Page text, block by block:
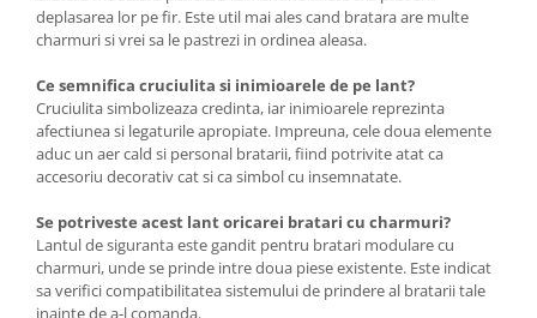
deplasarea lor pe fir. Este util mai ales cand bratara are multe
charmuri si vrei sa le pastrezi in ordinea aleasa.
Ce semnifica cruciulita si inimioarele de pe lant?
Cruciulita simbolizeaza credinta, iar inimioarele reprezinta
afectiunea si legaturile apropiate. Impreuna, cele doua elemente
aduc un aer cald si personal bratarii, fiind potrivite atat ca
accesoriu decorativ cat si ca simbol cu insemnatate.
Se potriveste acest lant oricarei bratari cu charmuri?
Lantul de siguranta este gandit pentru bratari modulare cu
charmuri, unde se prinde intre doua piese existente. Este indicat
sa verifici compatibilitatea sistemului de prindere al bratarii tale
inainte de a-l comanda.